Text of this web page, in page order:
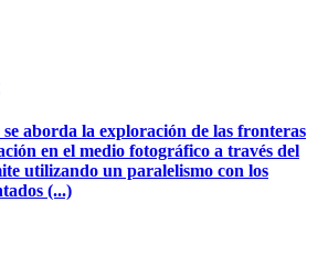
aborda la exploración de las fronteras
en el medio fotográfico a través del
utilizando un paralelismo con los
(...)